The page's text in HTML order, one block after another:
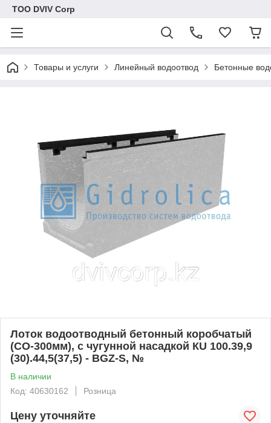
ТОО DVIV Corp
Товары и услуги Линейный водоотвод Бетонные
Лоток водоотводный бетонный коробчатый
(СО-300мм), с чугунной насадкой КU 100.39,9
(30).44,5(37,5) - BGZ-S, №
В наличии
Код: 40630162
Розница
Цену уточняйте